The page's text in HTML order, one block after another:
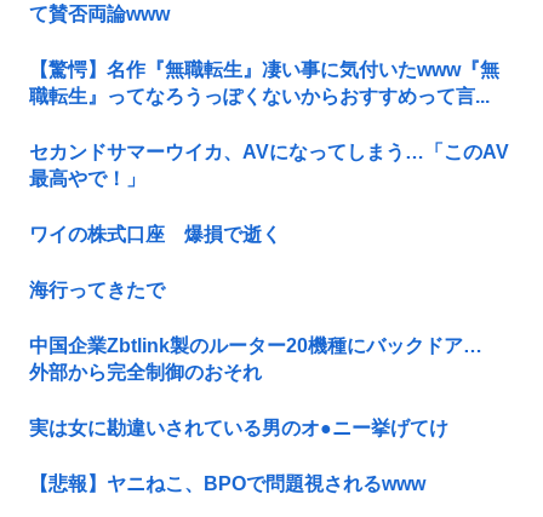
て賛否両論www
【驚愕】名作『無職転生』凄い事に気付いたwww『無
職転生』ってなろうっぽくないからおすすめって言...
セカンドサマーウイカ、AVになってしまう…「このAV
最高やで！」
ワイの株式口座 爆損で逝く
海行ってきたで
中国企業Zbtlink製のルーター20機種にバックドア…
外部から完全制御のおそれ
実は女に勘違いされている男のオ●ニー挙げてけ
【悲報】ヤニねこ、BPOで問題視されるwww